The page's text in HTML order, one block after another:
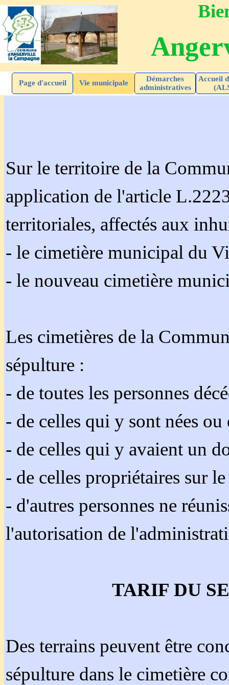
Page d'accueil Vie municipale
Démarches
administratives
Accueil
Sur le territoire de la
application de l'article
territoriales, affectés aux
- le cimetière municipal du
- le nouveau cimetière
Les cimetières de la
sépulture :
- de toutes les personnes
- de celles qui y sont nées
- de celles qui y avaient un
- de celles propriétaires sur
- d'autres personnes ne
l'autorisation de
TARIF DU
Des terrains peuvent être
sépulture dans le cimetière